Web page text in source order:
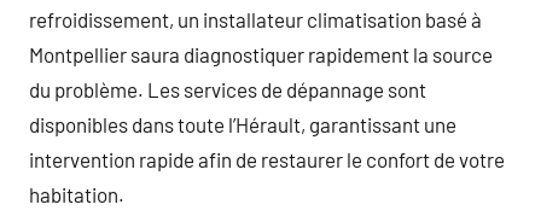
refroidissement, un installateur climatisation basé à
Montpellier saura diagnostiquer rapidement la source
du problème. Les services de dépannage sont
disponibles dans toute l’Hérault, garantissant une
intervention rapide afin de restaurer le confort de votre
habitation.